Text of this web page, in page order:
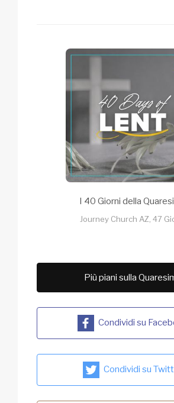
I 40 Giorni della
Journey Church AZ, 47
Più piani sulla
Condividi su
Condividi su